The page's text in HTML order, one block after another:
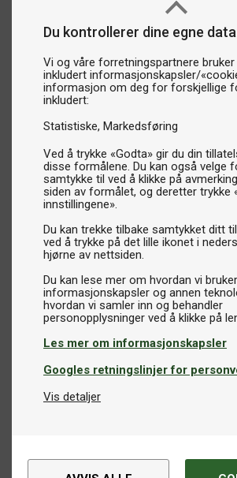
Du kontrollerer dine egne data
Vi og våre forretningspartnere bruker
inkludert informasjonskapsler/
informasjon om deg for forskjellige
inkludert:
Statistiske Markedsføring
Ved å trykke «Godta» gir du din
disse formålene. Du kan også velge
samtykke til ved å klikke på
siden av formålet, og deretter trykke
innstillingene».
Du kan trekke tilbake samtykket ditt
ved å trykke på det lille ikonet i
hjørne av nettsiden.
Du kan lese mer om hvordan vi bruker
informasjonskapsler og annen
hvordan vi samler inn og behandler
Les mer om informasjonskapsler
Googles retningslinjer for
Vis detaljer